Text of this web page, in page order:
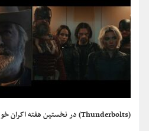
(Thunderbolts) در نخستین هفته اکران خود، صدرنشین گیشه جهانی شد.